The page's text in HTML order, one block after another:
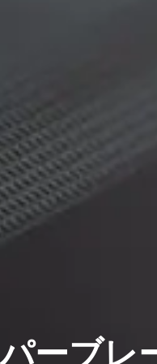
ーブレ